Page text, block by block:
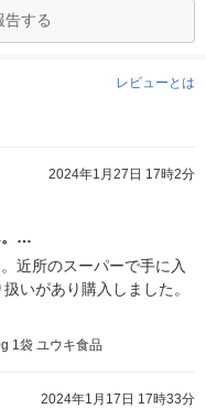
告する
レビューとは
2024年1月27日 17時2分
。…
近所のスーパーで手に入
いがあり購入しました。
1袋 ユウキ食品
2024年1月17日 17時33分